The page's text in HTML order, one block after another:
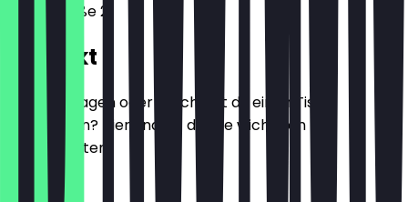
Brückstraße 21
Kontakt
Hast du Fragen oder möchtest du einen Tisch
reservieren? Hier findest du alle wichtigen
Kontaktdaten.
Telefon